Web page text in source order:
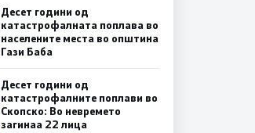
Десет години од
катастрофалната поплава во
населените места во општина
Гази Баба
Десет години од
катастрофалните поплави во
Скопско: Во невремето
загинаа 22 лица